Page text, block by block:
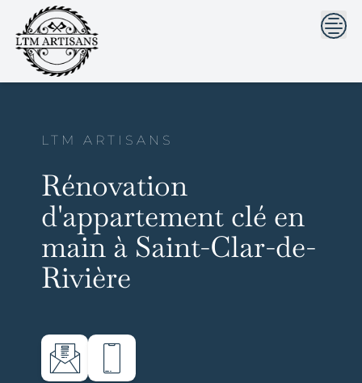
```html```
content
LTM ARTISANS
Rénovation
d'appartement clé en
main à Saint-Clar-de-
Rivière